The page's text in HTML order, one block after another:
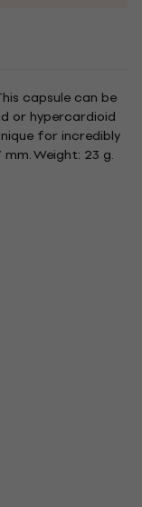
capsule can be
or hypercardioid
for incredibly
Weight: 23 g.